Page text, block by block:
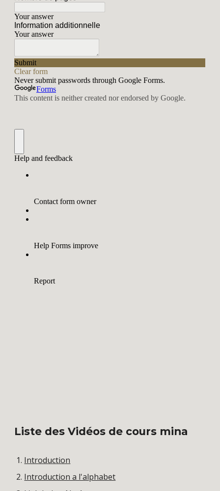
Liste des Vidéos de cours mina
Introduction
Introduction a l'alphabet